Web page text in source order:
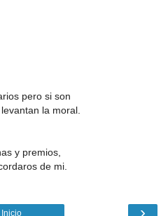
pero si son
la moral.
y premios,
de mi.
Inicio